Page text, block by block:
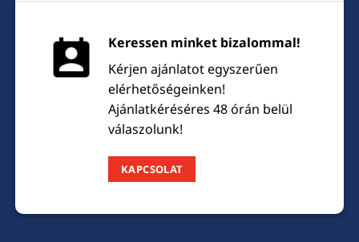
Keressen minket bizalommal!
Kérjen ajánlatot egyszerűen
elérhetőségeinken!
Ajánlatkéréséres 48 órán belül
válaszolunk!
KAPCSOLAT